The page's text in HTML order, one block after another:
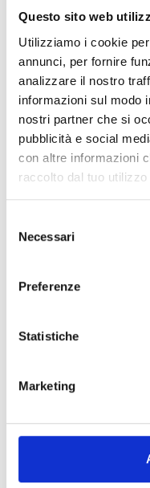
Questo sito web
Utilizziamo i cookie
annunci, per fornire
analizzare il nostro
informazioni sul modo
nostri partner che si
pubblicità e social
con altre informazioni
raccolto dal tuo
delNecessari
Preferenze
Statistiche
Marketing